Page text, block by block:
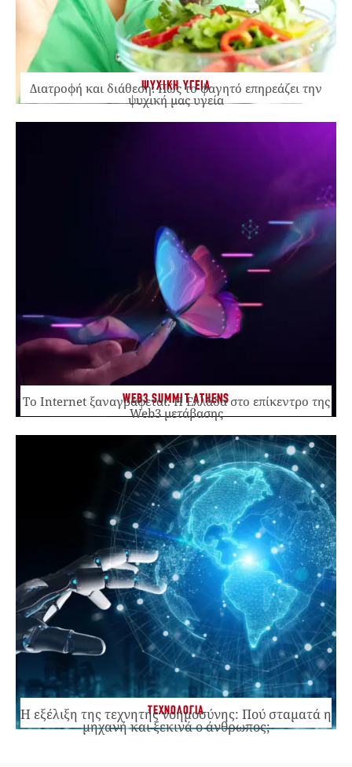
ΨΥΧΙΚΗ ΥΓΕΙΑ
Διατροφή και διάθεση: Πώς το φαγητό επηρεάζει την
ψυχική μας υγεία
WEB3 SUMMIT ATHENS
Το Internet ξαναγράφεται. Η Ελλάδα στο επίκεντρο της
Web3 μετάβασης
ΤΕΧΝΟΛΟΓΙΑ
Η εξέλιξη της τεχνητής νοημοσύνης: Πού σταματά η
μηχανή και ξεκινά ο άνθρωπος;